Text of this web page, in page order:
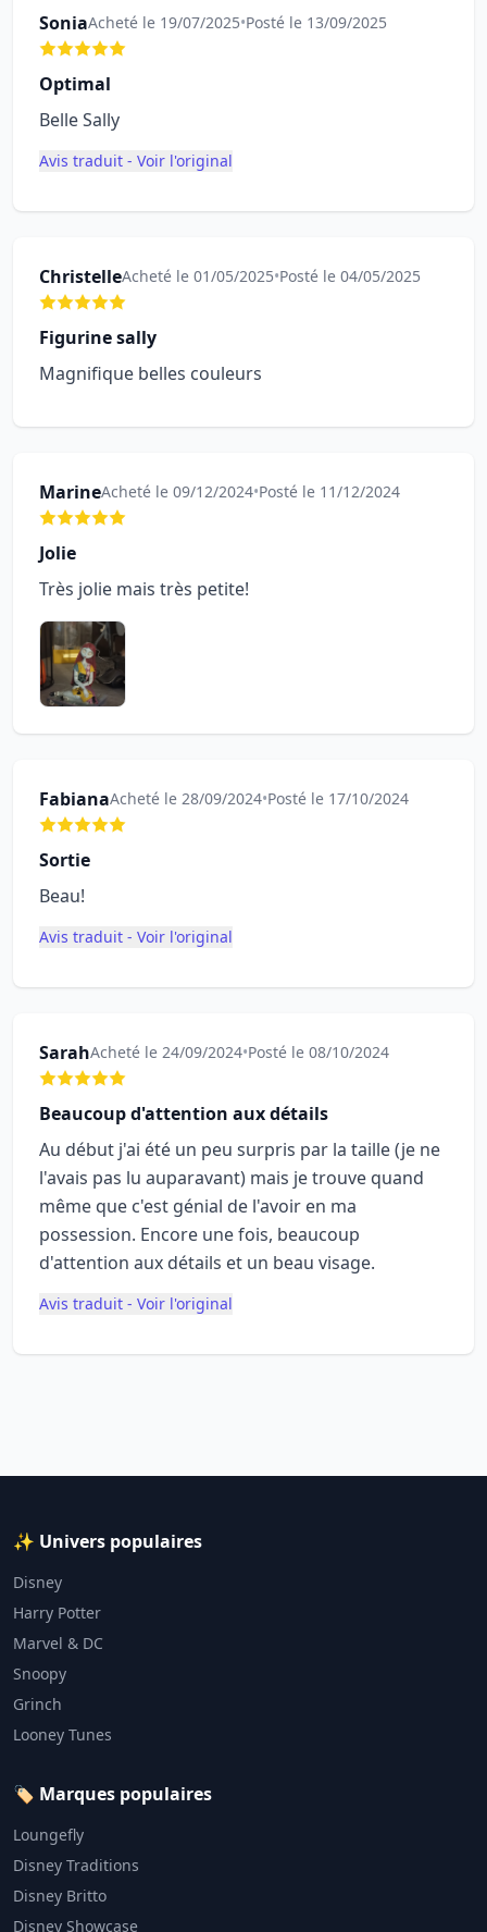
SoniaAcheté le 19/07/2025•Posté le 13/09/2025
Optimal
Belle Sally
Avis traduit - Voir l'original
ChristelleAcheté le 01/05/2025•Posté le 04/05/2025
Figurine sally
Magnifique belles couleurs
MarineAcheté le 09/12/2024•Posté le 11/12/2024
Jolie
Très jolie mais très petite!
FabianaAcheté le 28/09/2024•Posté le 17/10/2024
Sortie
Beau!
Avis traduit - Voir l'original
SarahAcheté le 24/09/2024•Posté le 08/10/2024
Beaucoup d'attention aux détails
Au début j'ai été un peu surpris par la taille (je ne
l'avais pas lu auparavant) mais je trouve quand
même que c'est génial de l'avoir en ma
possession. Encore une fois, beaucoup
d'attention aux détails et un beau visage.
Avis traduit - Voir l'original
✨ Univers populaires
Disney
Harry Potter
Marvel & DC
Snoopy
Grinch
Looney Tunes
🏷️ Marques populaires
Loungefly
Disney Traditions
Disney Britto
Disney Showcase